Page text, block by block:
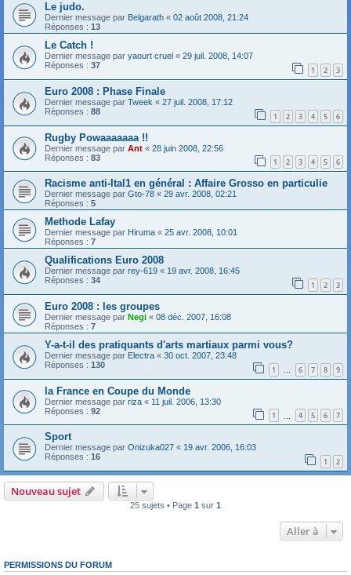
Le judo.
Dernier message par Belgarath « 02 août 2008, 21:24
Réponses : 13
Le Catch !
Dernier message par yaourt cruel « 29 juil. 2008, 14:07
Réponses : 37 1 2 3
Euro 2008 : Phase Finale
Dernier message par Tweek « 27 juil. 2008, 17:12
Réponses : 88 1 2 3 4 5 6
Rugby Powaaaaaaa !!
Dernier message par Ant « 28 juin 2008, 22:56
Réponses : 83 1 2 3 4 5 6
Racisme anti-Ital1 en général : Affaire Grosso en particulie
Dernier message par Gto-78 « 29 avr. 2008, 02:21
Réponses : 5
Methode Lafay
Dernier message par Hiruma « 25 avr. 2008, 10:01
Réponses : 7
Qualifications Euro 2008
Dernier message par rey-619 « 19 avr. 2008, 16:45
Réponses : 34 1 2 3
Euro 2008 : les groupes
Dernier message par Negi « 08 déc. 2007, 16:08
Réponses : 7
Y-a-t-il des pratiquants d'arts martiaux parmi vous?
Dernier message par Electra « 30 oct. 2007, 23:48
Réponses : 130 1 … 6 7 8 9
la France en Coupe du Monde
Dernier message par riza « 11 juil. 2006, 13:30
Réponses : 92 1 4 5 6 7
Sport
Dernier message par Onizuka027 « 19 avr. 2006, 16:03
Réponses : 16 1 2
Nouveau sujet
25 sujets • Page 1 sur 1
Aller à
PERMISSIONS DU FORUM